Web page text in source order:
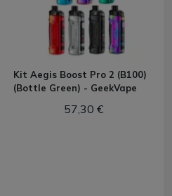
Kit Aegis Boost Pro 2 (B100)
(Bottle Green) - GeekVape
57,30 €